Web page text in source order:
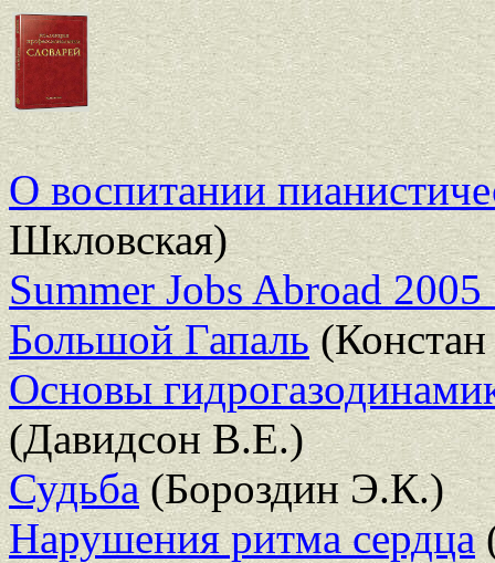
О воспитании
Шкловская)
Summer Jobs Abroad
Большой Гапаль
Основы
(Давидсон В.Е.)
Судьба(Бороздин Э.К.)
Нарушения ритма сердца